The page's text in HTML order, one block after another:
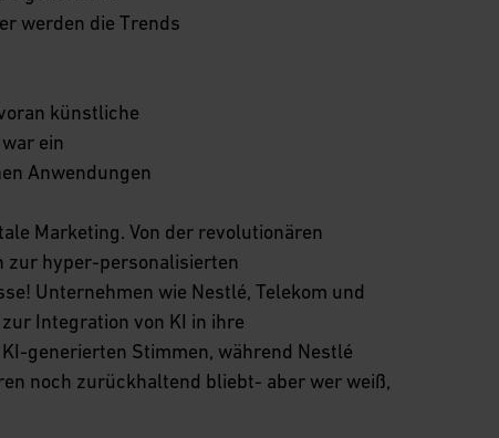
werden die Trends
künstliche
ein
Anwendungen
Marketing. Von der revolutionären
zur hyper-personalisierten
Unternehmen wie Nestlé, Telekom und
Integration von KI in ihre
generierten Stimmen, während Nestlé
noch zurückhaltend bliebt- aber wer weiß,